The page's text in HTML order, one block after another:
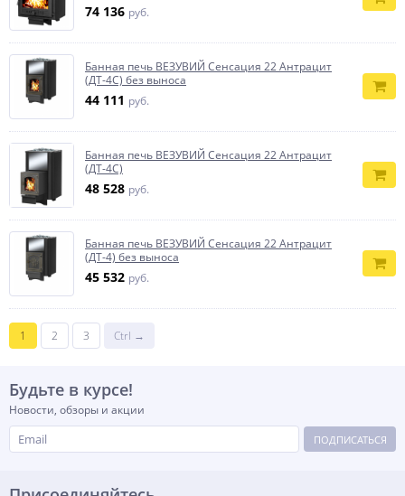
74 136 руб.
Банная печь ВЕЗУВИЙ Сенсация 22 Антрацит
(ДТ-4С) без выноса
44 111 руб.
Банная печь ВЕЗУВИЙ Сенсация 22 Антрацит
(ДТ-4С)
48 528 руб.
Банная печь ВЕЗУВИЙ Сенсация 22 Антрацит
(ДТ-4) без выноса
45 532 руб.
1 2 3 Ctrl →
Будьте в курсе!
Новости, обзоры и акции
ПОДПИСАТЬСЯ